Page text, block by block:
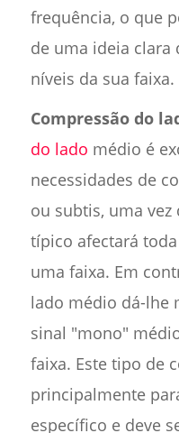
frequência, o que
de uma ideia clara
níveis da sua faixa.
Compressão do
do lado médio é
necessidades de
ou subtis, uma
típico afectará
uma faixa. Em
lado médio dá-lhe
sinal "mono"
faixa. Este tipo de
principalmente
específico e deve